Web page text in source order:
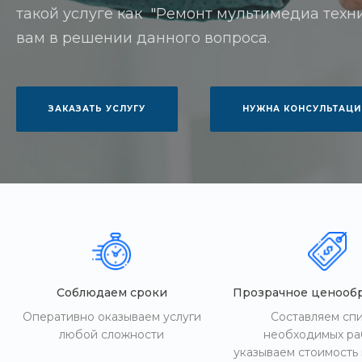
такой услуге как "Ремонт мультимедиа
вам в решении данного вопроса.
ЗАКАЗАТЬ УСЛУГУ НУЖНА
Соблюдаем сроки
Оперативно оказываем услуги
любой сложности
Прозрачное
Составляем
необходимых
указываем